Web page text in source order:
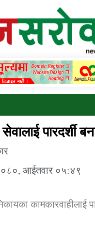
पारदर्शी
आईतवार ०५:४९
कामकारवाहीलाई